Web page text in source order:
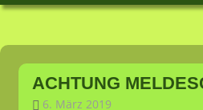
Zum
Inhalt
springenACHTUNG
6. März 2019